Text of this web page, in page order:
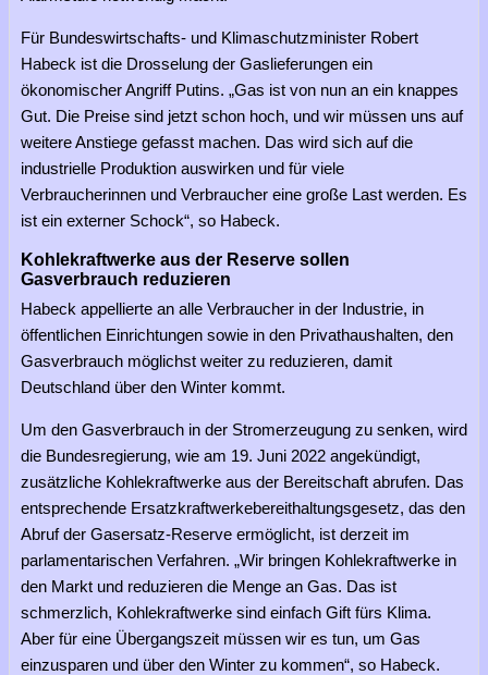
Für Bundeswirtschafts- und Klimaschutzminister Robert
Habeck ist die Drosselung der Gaslieferungen ein
ökonomischer Angriff Putins. „Gas ist von nun an ein knappes
Gut. Die Preise sind jetzt schon hoch, und wir müssen uns auf
weitere Anstiege gefasst machen. Das wird sich auf die
industrielle Produktion auswirken und für viele
Verbraucherinnen und Verbraucher eine große Last werden. Es
ist ein externer Schock“, so Habeck.
Kohlekraftwerke aus der Reserve sollen
Gasverbrauch reduzieren
Habeck appellierte an alle Verbraucher in der Industrie, in
öffentlichen Einrichtungen sowie in den Privathaushalten, den
Gasverbrauch möglichst weiter zu reduzieren, damit
Deutschland über den Winter kommt.
Um den Gasverbrauch in der Stromerzeugung zu senken, wird
die Bundesregierung, wie am 19. Juni 2022 angekündigt,
zusätzliche Kohlekraftwerke aus der Bereitschaft abrufen. Das
entsprechende Ersatzkraftwerkebereithaltungsgesetz, das den
Abruf der Gasersatz-Reserve ermöglicht, ist derzeit im
parlamentarischen Verfahren. „Wir bringen Kohlekraftwerke in
den Markt und reduzieren die Menge an Gas. Das ist
schmerzlich, Kohlekraftwerke sind einfach Gift fürs Klima.
Aber für eine Übergangszeit müssen wir es tun, um Gas
einzusparen und über den Winter zu kommen“, so Habeck.